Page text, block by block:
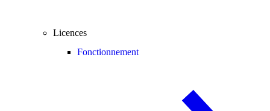
Licences
Fonctionnement